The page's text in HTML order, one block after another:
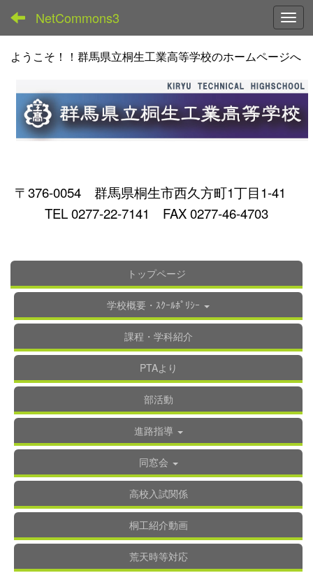
NetCommons3
ようこそ！！群馬県立桐生工業高等学校のホームページへ
〒376-0054 群馬県桐生市西久方町1丁目1-41
TEL 0277-22-7141 FAX 0277-46-4703
トップページ
学校概要・ｽｸｰﾙﾎﾟﾘｼｰ
課程・学科紹介
PTAより
部活動
進路指導
同窓会
高校入試関係
桐工紹介動画
荒天時等対応